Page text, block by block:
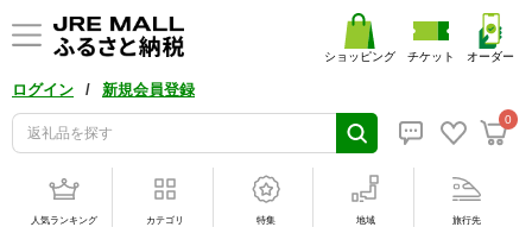
ログイン / 新規会員登録
0
ショッピング チケット オーダー
人気ランキング カテゴリ 特集 地域 旅行先